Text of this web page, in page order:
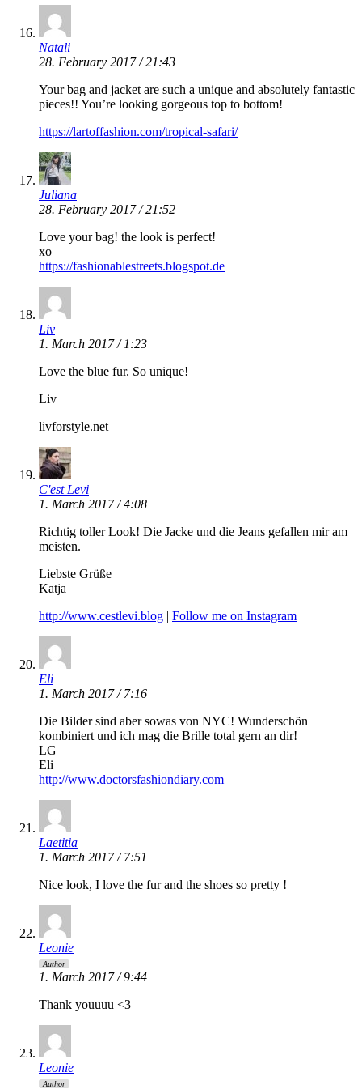
Natali
28. February 2017 / 21:43
Your bag and jacket are such a unique and absolutely fantastic
pieces!! You’re looking gorgeous top to bottom!
https://lartoffashion.com/tropical-safari/
Juliana
28. February 2017 / 21:52
Love your bag! the look is perfect!
xo
https://fashionablestreets.blogspot.de
Liv
1. March 2017 / 1:23
Love the blue fur. So unique!
Liv
livforstyle.net
C'est Levi
1. March 2017 / 4:08
Richtig toller Look! Die Jacke und die Jeans gefallen mir am
meisten.
Liebste Grüße
Katja
http://www.cestlevi.blog | Follow me on Instagram
Eli
1. March 2017 / 7:16
Die Bilder sind aber sowas von NYC! Wunderschön
kombiniert und ich mag die Brille total gern an dir!
LG
Eli
http://www.doctorsfashiondiary.com
Laetitia
1. March 2017 / 7:51
Nice look, I love the fur and the shoes so pretty !
Leonie
Author
1. March 2017 / 9:44
Thank youuuu <3
Leonie
Author